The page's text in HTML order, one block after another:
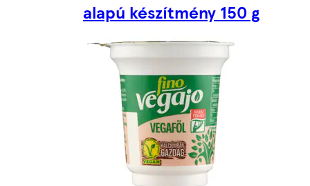
alapú készítmény 150 g